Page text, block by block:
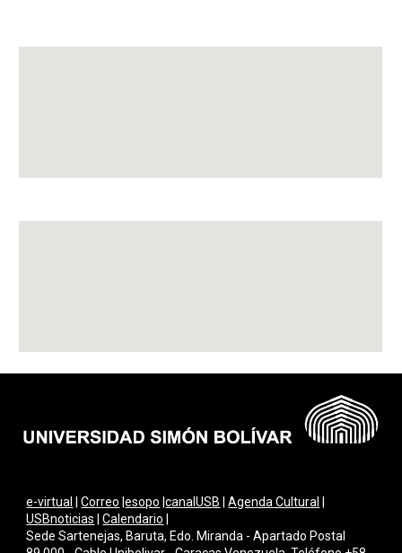
e-virtual |Correo |esopo |canalUSB |Agenda Cultural
USBnoticias |Calendario
Sede Sartenejas, Baruta, Edo. Miranda - Apartado Postal